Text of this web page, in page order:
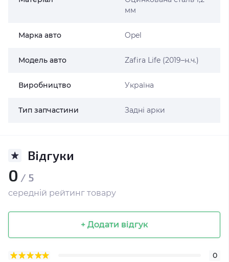
мм
Марка авто Opel
Модель авто Zafira Life (2019–н.ч.)
Виробництво Україна
Тип запчастини Задні арки
Відгуки
0 / 5
середній рейтинг товару
+ Додати відгук
0